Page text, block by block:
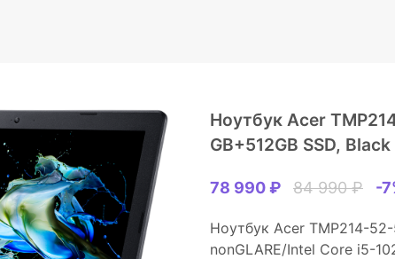
Ноутбук Acer
GB+512GB SSD, Black
78 990 ₽ 84 990 ₽ -
Ноутбук Acer TMP214-
nonGLARE/Intel Core i5-